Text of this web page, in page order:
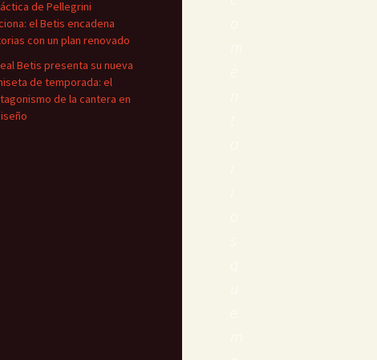
de Pellegrini
el Betis encadena
con un plan renovado
Betis presenta su nueva
de temporada: el
de la cantera en